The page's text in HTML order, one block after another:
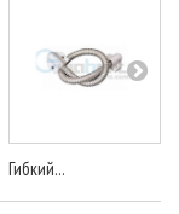
Гибкий...